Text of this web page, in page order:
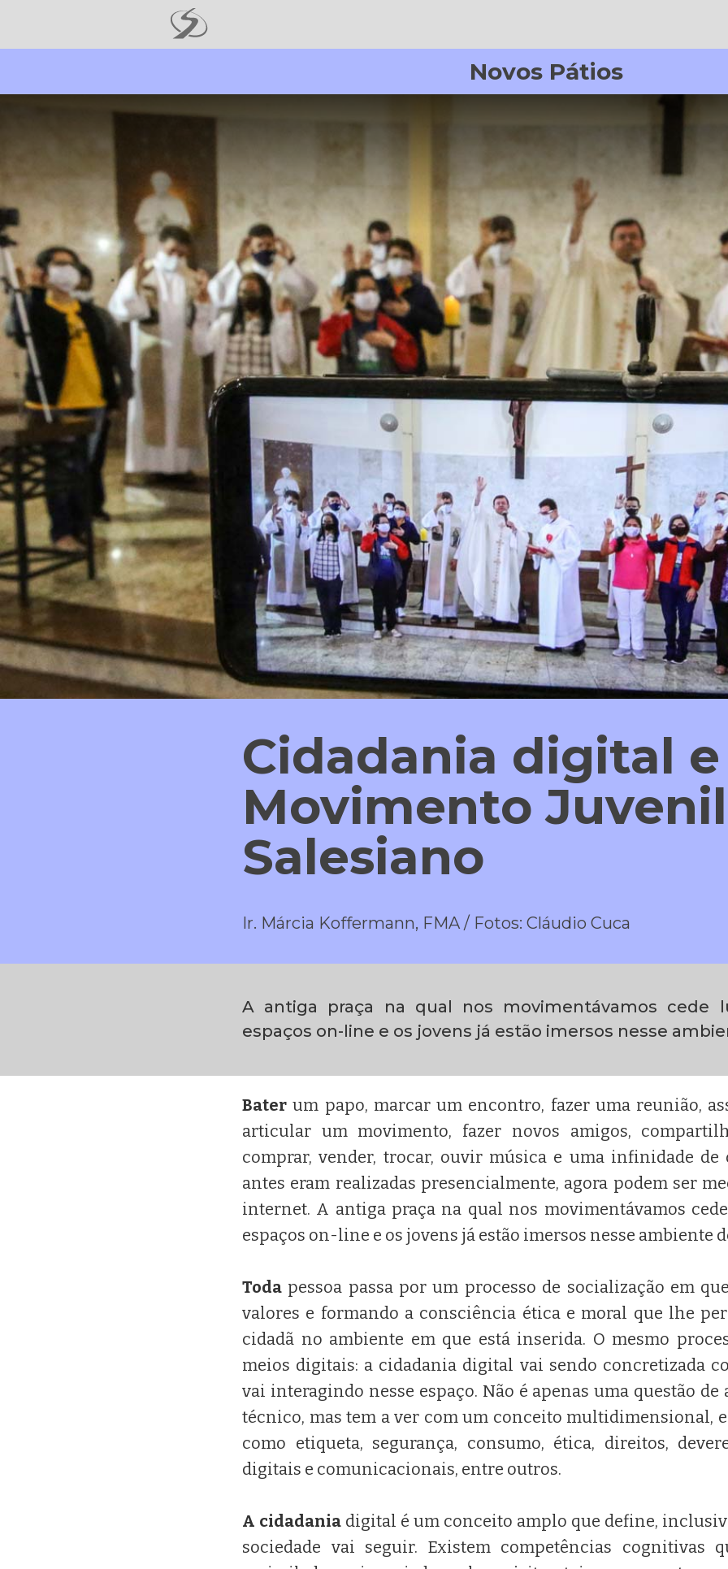
Novos Pátios
Cidadania digital e
Movimento Juvenil
Salesiano
Ir. Márcia Koffermann, FMA / Fotos: Cláudio Cuca
A antiga praça na qual nos movimentávamos cede
espaços on-line e os jovens já estão imersos nesse
Bater um papo, marcar um encontro, fazer uma reunião,
articular um movimento, fazer novos amigos,
comprar, vender, trocar, ouvir música e uma infinidade de
antes eram realizadas presencialmente, agora podem ser
internet. A antiga praça na qual nos movimentávamos
espaços on-line e os jovens já estão imersos nesse ambiente
Toda pessoa passa por um processo de socialização em
valores e formando a consciência ética e moral que lhe
cidadã no ambiente em que está inserida. O mesmo
meios digitais: a cidadania digital vai sendo concretizada
vai interagindo nesse espaço. Não é apenas uma questão de
técnico, mas tem a ver com um conceito multidimensional,
como etiqueta, segurança, consumo, ética, direitos,
digitais e comunicacionais, entre outros.
A cidadania digital é um conceito amplo que define,
sociedade vai seguir. Existem competências cognitivas